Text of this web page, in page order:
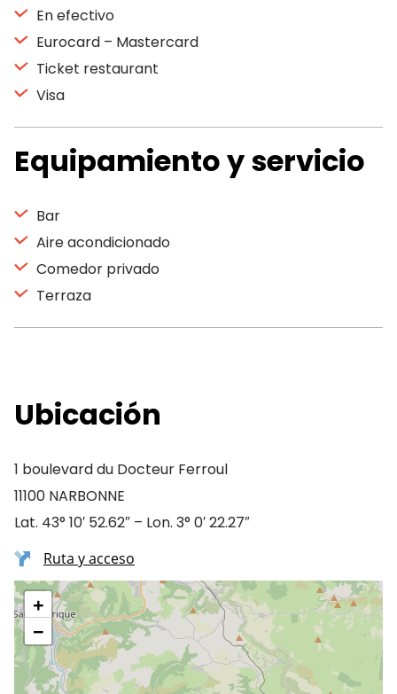
En efectivo
Eurocard – Mastercard
Ticket restaurant
Visa
Equipamiento y servicio
Bar
Aire acondicionado
Comedor privado
Terraza
Ubicación
1 boulevard du Docteur Ferroul
11100 NARBONNE
Lat. 43° 10′ 52.62″ – Lon. 3° 0′ 22.27″
Ruta y acceso
+
−